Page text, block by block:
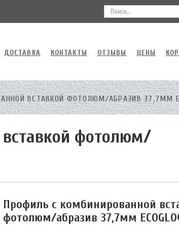
ДОСТАВКА КОНТАКТЫ ОТЗЫВЫ ЦЕНЫ
ВСТАВКОЙ ФОТОЛЮМ/АБРАЗИВ 37,7ММ
фотолюм/
Профиль с комбинированной
фотолюм/абразив 37,7мм